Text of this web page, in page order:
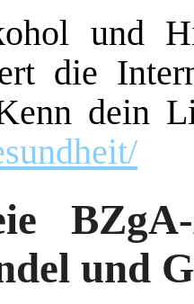
und
die
dein
und